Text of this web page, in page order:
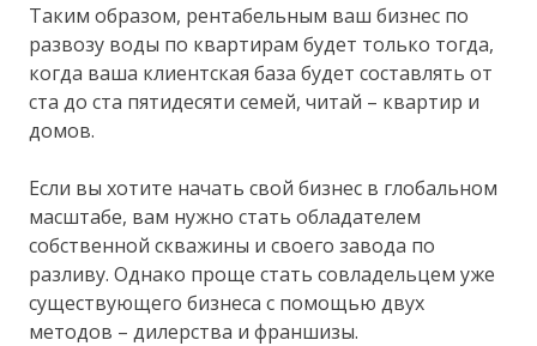
Таким образом, рентабельным ваш бизнес по
развозу воды по квартирам будет только тогда,
когда ваша клиентская база будет составлять от
ста до ста пятидесяти семей, читай – квартир и
домов.
Если вы хотите начать свой бизнес в глобальном
масштабе, вам нужно стать обладателем
собственной скважины и своего завода по
разливу. Однако проще стать совладельцем уже
существующего бизнеса с помощью двух
методов – дилерства и франшизы.